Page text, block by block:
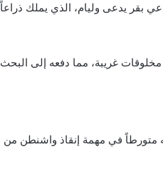
بقر يدعى وليام، الذي يملك ذراعاً
غريبة، مما دفعه إلى البحث
متورطاً في مهمة إنقاذ واشنطن من